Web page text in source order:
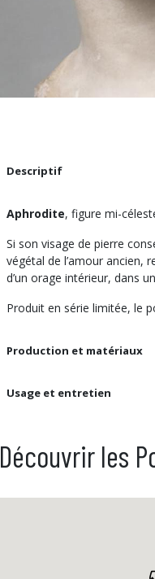
Descriptif
Aphrodite, figure mi-
Si son visage de pierre
végétal de l’amour ancien,
d’un orage intérieur, dans
Produit en série limitée, le
Production et matériaux
Usage et entretien
Découvrir les